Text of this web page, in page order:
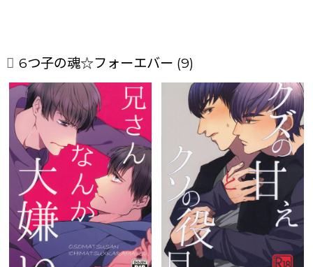
6つ子の魂☆フォーエバー (9)